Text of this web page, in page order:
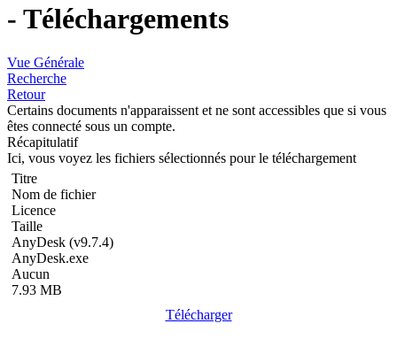
- Téléchargements
Vue Générale
Recherche
Retour
Certains documents n'apparaissent et ne sont accessibles que si vous
êtes connecté sous un compte.
Récapitulatif
Ici, vous voyez les fichiers sélectionnés pour le téléchargement
Titre
Nom de fichier
Licence
Taille
AnyDesk (v9.7.4)
AnyDesk.exe
Aucun
7.93 MB
Télécharger